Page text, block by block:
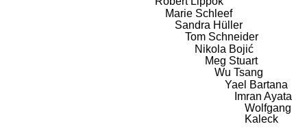
Marie Schleef
Sandra Hüller
Tom Schneider
Nikola Bojić
Meg Stuart
Wu Tsang
Yael Bartana
Imran Ayata
Wolfgang
Kaleck